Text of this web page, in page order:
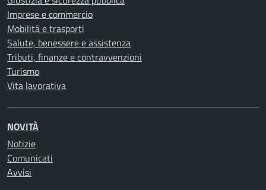
Imprese e commercio
Mobilità e trasporti
Salute, benessere e assistenza
Tributi, finanze e contravvenzioni
Turismo
Vita lavorativa
NOVITÀ
Notizie
Comunicati
Avvisi